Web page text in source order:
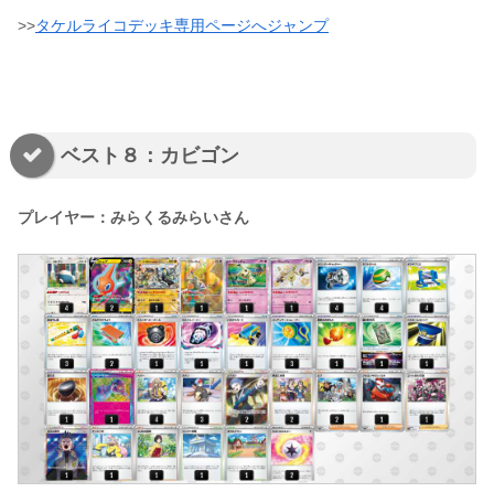
>>タケルライコデッキ専用ページへジャンプ
ベスト８：カビゴン
プレイヤー：みらくるみらいさん